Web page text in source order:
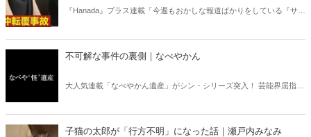
『Hanada』プラス連載「今週もおかしな報道ばかりをしている『サン
不可解な事件の裏側｜なべやかん
大人気連載「なべやかん遺産」がシン・シリーズ突入！ 芸能界屈指の
信じるか信じないかは、あなた次第！ 芸能ニュース
子猫の太郎が「行方不明」になった話｜瀬戸内みなみ